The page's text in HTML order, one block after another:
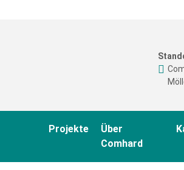
Projekte
Über
Comhard